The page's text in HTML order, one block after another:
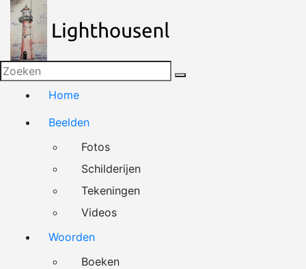
Naar
de
inhoud
springen
Home
Beelden
Fotos
Schilderijen
Tekeningen
Videos
Woorden
Boeken